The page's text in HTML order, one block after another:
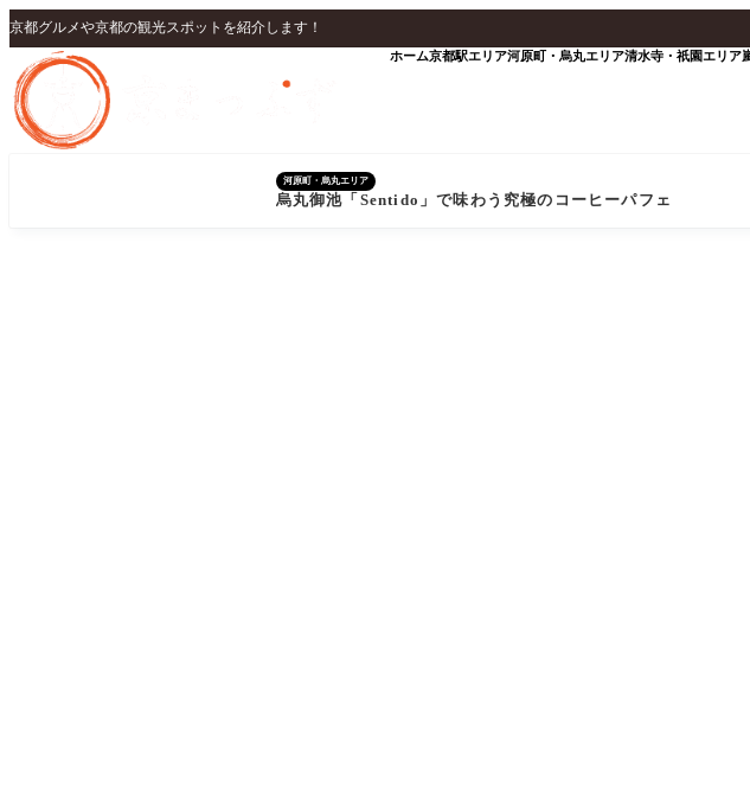
京都グルメや京都の観光スポットを紹介します！
ホーム京都駅エリア河原町・烏丸エリア清水寺・祇園エリア
河原町・烏丸エリア
烏丸御池「Sentido」で味わう究極のコーヒーパフェ